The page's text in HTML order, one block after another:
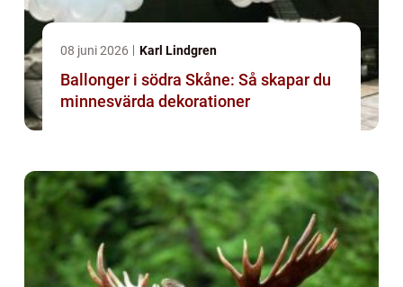
08 juni 2026 Karl Lindgren
Ballonger i södra Skåne: Så skapar du
minnesvärda dekorationer